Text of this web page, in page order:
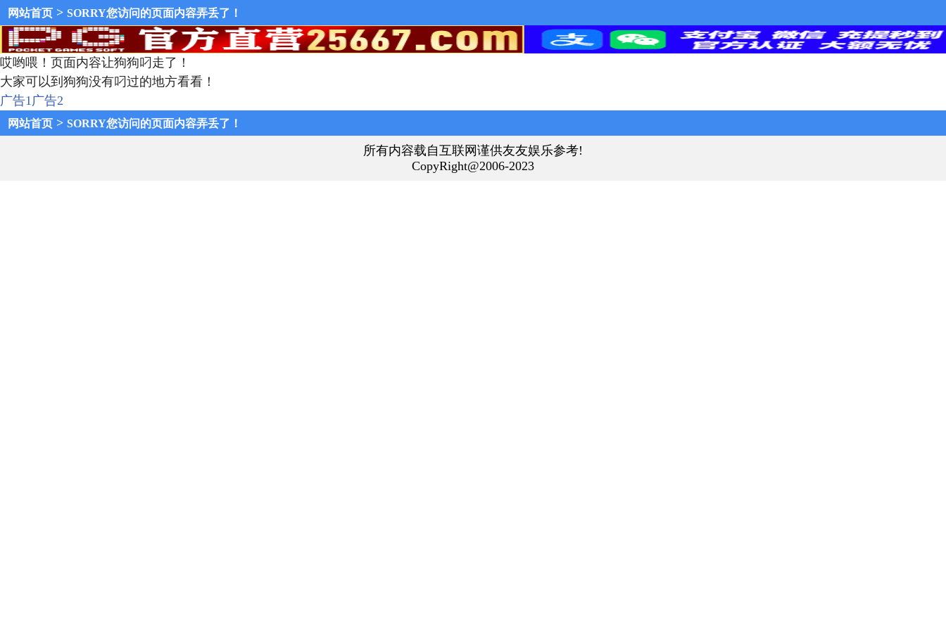
网站首页 > SORRY您访问的页面内容弄丢了！
哎哟喂！页面内容让狗狗叼走了！
大家可以到狗狗没有叼过的地方看看！
广告1广告2
网站首页 > SORRY您访问的页面内容弄丢了！
所有内容载自互联网谨供友友娱乐参考!
CopyRight@2006-2023